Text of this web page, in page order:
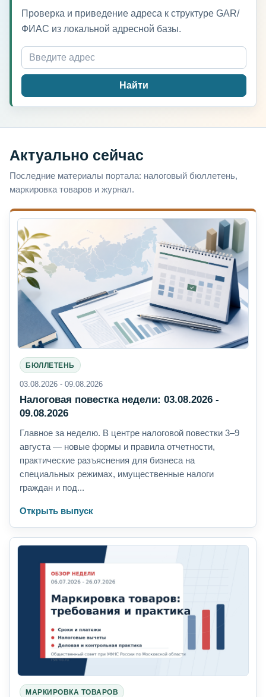
Проверка и приведение адреса к структуре GAR/
ФИАС из локальной адресной базы.
Найти
Актуально сейчас
Последние материалы портала: налоговый бюллетень,
маркировка товаров и журнал.
БЮЛЛЕТЕНЬ
03.08.2026 - 09.08.2026
Налоговая повестка недели: 03.08.2026 -
09.08.2026
Главное за неделю. В центре налоговой повестки 3–9
августа — новые формы и правила отчетности,
практические разъяснения для бизнеса на
специальных режимах, имущественные налоги
граждан и под...
Открыть выпуск
МАРКИРОВКА ТОВАРОВ